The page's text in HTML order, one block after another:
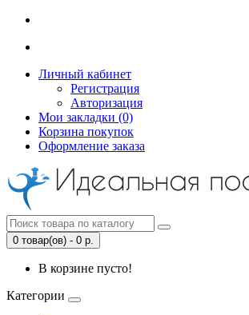
Личный кабинет
Регистрация
Авторизация
Мои закладки (0)
Корзина покупок
Оформление заказа
0 товар(ов) - 0 р.
В корзине пусто!
Категории